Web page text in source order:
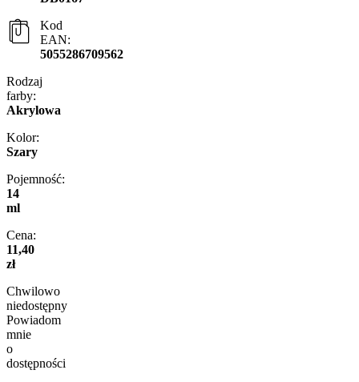
Kod
EAN:
5055286709562
Rodzaj
farby:
Akrylowa
Kolor:
Szary
Pojemność:
14
ml
Cena:
11,40
zł
Chwilowo
niedostępny
Powiadom
mnie
o
dostępności